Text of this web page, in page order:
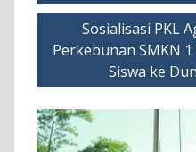
Sosialisasi PKL
Perkebunan SMKN
Siswa ke